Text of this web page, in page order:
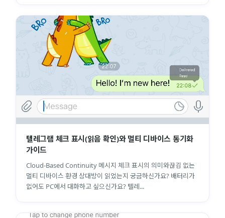
텔레그램 체크 표시(읽음 확인)와 멀티 디바이스 동기화
가이드
Cloud-Based Continuity 메시지 체크 표시의 의미와끊김 없는
멀티 디바이스 환경 상대방이 읽었는지 궁금하신가요? 배터리가
없어도 PC에서 대화하고 싶으신가요? 텔레...